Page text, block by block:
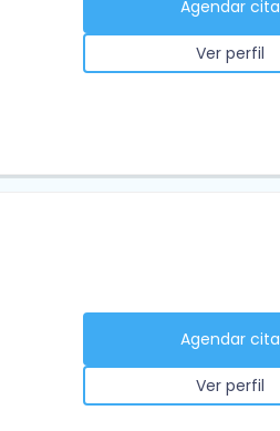
Agendar cita
Ver perfil
Agendar cita
Ver perfil